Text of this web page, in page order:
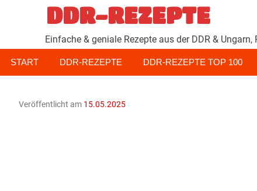
Zum
Inhalt
springen
DDR-REZEPTE
Einfache & geniale Rezepte aus der DDR & Ungarn,
START DDR-REZEPTE DDR-REZEPTE TOP 100
Veröffentlicht am 15.05.2025